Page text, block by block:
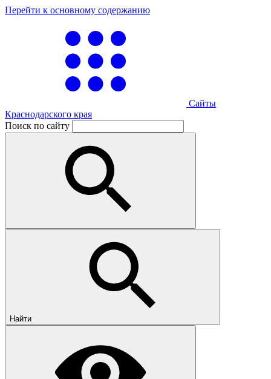
Перейти к основному содержанию
Сайты
Краснодарского края
Поиск по сайту
Найти